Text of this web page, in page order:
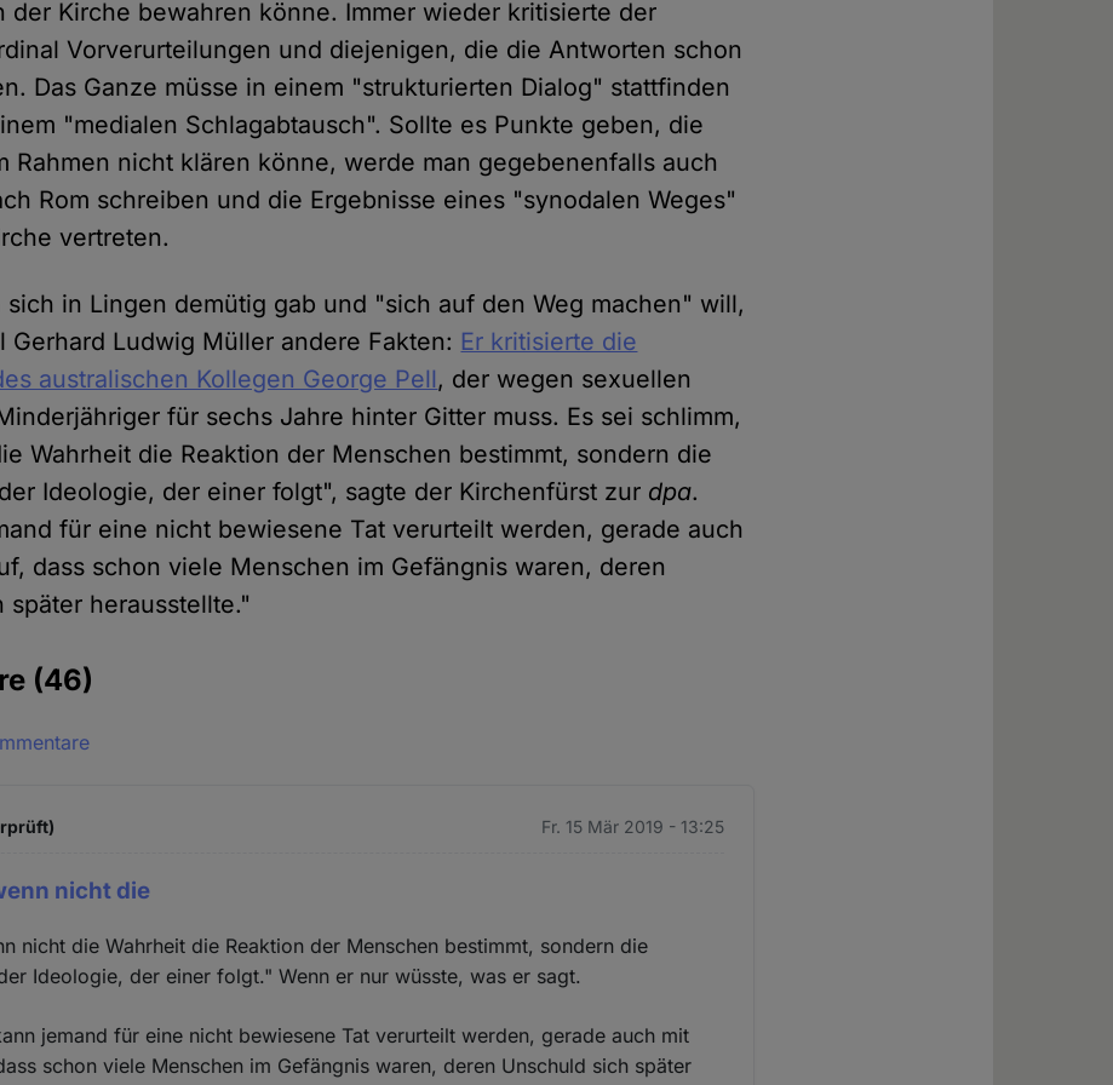
der Kirche bewahren könne. Immer wieder kritisierte der
Vorverurteilungen und diejenigen, die die Antworten schon
Das Ganze müsse in einem "strukturierten Dialog" stattfinden
"medialen Schlagabtausch". Sollte es Punkte geben, die
Rahmen nicht klären könne, werde man gegebenenfalls auch
Rom schreiben und die Ergebnisse eines "synodalen Weges"
vertreten.
sich in Lingen demütig gab und "sich auf den Weg machen" will,
Gerhard Ludwig Müller andere Fakten: Er kritisierte die
australischen Kollegen George Pell, der wegen sexuellen
für sechs Jahre hinter Gitter muss. Es sei schlimm,
Wahrheit die Reaktion der Menschen bestimmt, sondern die
Ideologie, der einer folgt", sagte der Kirchenfürst zur dpa.
für eine nicht bewiesene Tat verurteilt werden, gerade auch
dass schon viele Menschen im Gefängnis waren, deren
später herausstellte."
(46)
Fr. 15 Mär 2019 - 13:25
nicht die
nicht die Wahrheit die Reaktion der Menschen bestimmt, sondern die
Ideologie, der einer folgt." Wenn er nur wüsste, was er sagt.
jemand für eine nicht bewiesene Tat verurteilt werden, gerade auch mit
schon viele Menschen im Gefängnis waren, deren Unschuld sich später